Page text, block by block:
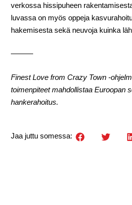
verkossa hissipuheen
luvassa on myös oppeja
hakemisesta sekä neuvoja kuinka
———
Finest Love from Crazy Town -
toimenpiteet mahdollistaa Euroopan
hankerahoitus.
Jaa juttu somessa: